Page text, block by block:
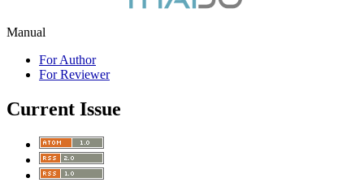
Manual
For Author
For Reviewer
Current Issue